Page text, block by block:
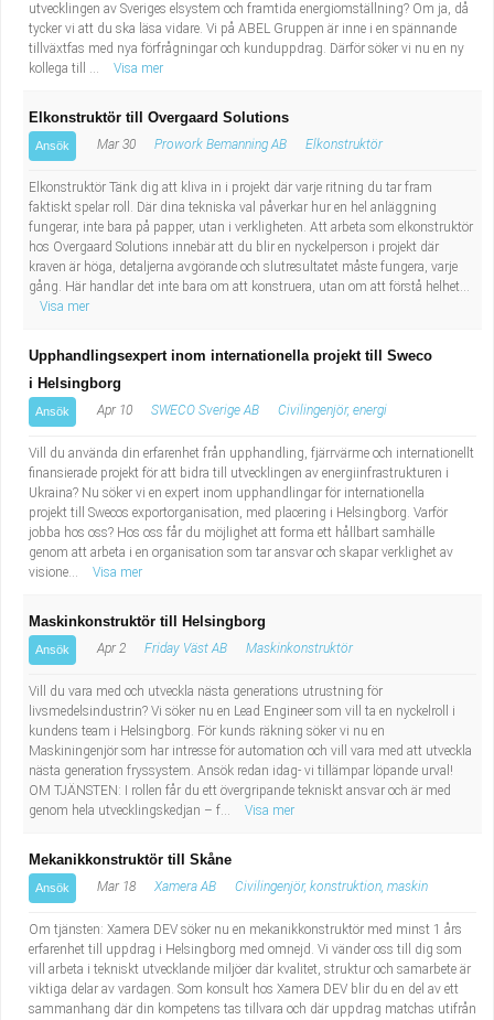
utvecklingen av Sveriges elsystem och framtida energiomställning? Om ja, då
tycker vi att du ska läsa vidare. Vi på ABEL Gruppen är inne i en spännande
tillväxtfas med nya förfrågningar och kunduppdrag. Därför söker vi nu en ny
kollega till ...
Visa mer
Elkonstruktör till Overgaard Solutions
Ansök Mar 30 Prowork Bemanning AB Elkonstruktör
Elkonstruktör Tänk dig att kliva in i projekt där varje ritning du tar fram
faktiskt spelar roll. Där dina tekniska val påverkar hur en hel anläggning
fungerar, inte bara på papper, utan i verkligheten. Att arbeta som elkonstruktör
hos Overgaard Solutions innebär att du blir en nyckelperson i projekt där
kraven är höga, detaljerna avgörande och slutresultatet måste fungera, varje
gång. Här handlar det inte bara om att konstruera, utan om att förstå helhet...
Visa mer
Upphandlingsexpert inom internationella projekt till Sweco
i Helsingborg
Ansök Apr 10 SWECO Sverige AB Civilingenjör, energi
Vill du använda din erfarenhet från upphandling, fjärrvärme och internationellt
finansierade projekt för att bidra till utvecklingen av energiinfrastrukturen i
Ukraina? Nu söker vi en expert inom upphandlingar för internationella
projekt till Swecos exportorganisation, med placering i Helsingborg. Varför
jobba hos oss? Hos oss får du möjlighet att forma ett hållbart samhälle
genom att arbeta i en organisation som tar ansvar och skapar verklighet av
visione...
Visa mer
Maskinkonstruktör till Helsingborg
Ansök Apr 2 Friday Väst AB Maskinkonstruktör
Vill du vara med och utveckla nästa generations utrustning för
livsmedelsindustrin? Vi söker nu en Lead Engineer som vill ta en nyckelroll i
kundens team i Helsingborg. För kunds räkning söker vi nu en
Maskiningenjör som har intresse för automation och vill vara med att utveckla
nästa generation fryssystem. Ansök redan idag- vi tillämpar löpande urval!
OM TJÄNSTEN: I rollen får du ett övergripande tekniskt ansvar och är med
genom hela utvecklingskedjan – f...
Visa mer
Mekanikkonstruktör till Skåne
Ansök Mar 18 Xamera AB Civilingenjör, konstruktion, maskin
Om tjänsten: Xamera DEV söker nu en mekanikkonstruktör med minst 1 års
erfarenhet till uppdrag i Helsingborg med omnejd. Vi vänder oss till dig som
vill arbeta i tekniskt utvecklande miljöer där kvalitet, struktur och samarbete är
viktiga delar av vardagen. Som konsult hos Xamera DEV blir du en del av ett
sammanhang där din kompetens tas tillvara och där uppdrag matchas utifrån